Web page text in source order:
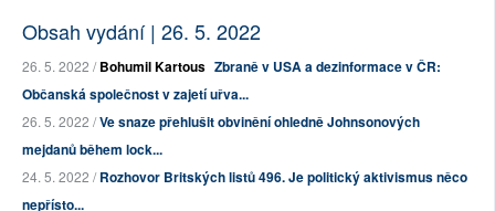
Obsah vydání | 26. 5. 2022
26. 5. 2022 /Bohumil Kartous Zbraně v USA a dezinformace v ČR:
Občanská společnost v zajetí uřva...
26. 5. 2022 /Ve snaze přehlušit obvinění ohledně Johnsonových
mejdanů během lock...
24. 5. 2022 /Rozhovor Britských listů 496. Je politický aktivismus něco
nepřísto...